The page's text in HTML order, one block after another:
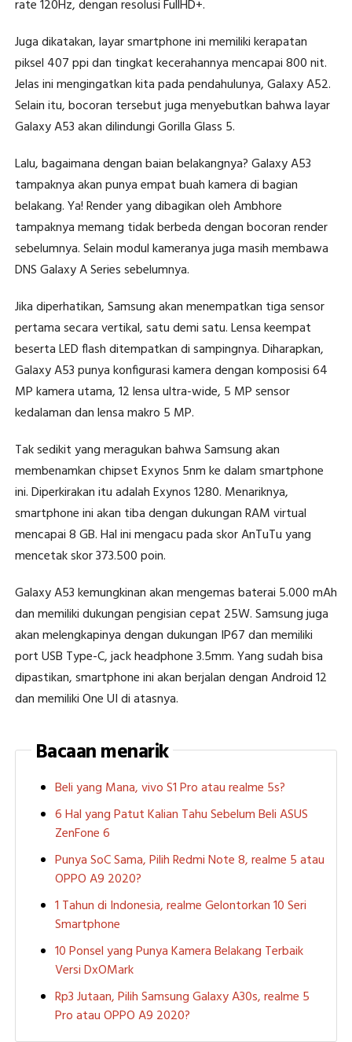
rate 120Hz, dengan resolusi FullHD+.
Juga dikatakan, layar smartphone ini memiliki kerapatan
piksel 407 ppi dan tingkat kecerahannya mencapai 800 nit.
Jelas ini mengingatkan kita pada pendahulunya, Galaxy A52.
Selain itu, bocoran tersebut juga menyebutkan bahwa layar
Galaxy A53 akan dilindungi Gorilla Glass 5.
Lalu, bagaimana dengan baian belakangnya? Galaxy A53
tampaknya akan punya empat buah kamera di bagian
belakang. Ya! Render yang dibagikan oleh Ambhore
tampaknya memang tidak berbeda dengan bocoran render
sebelumnya. Selain modul kameranya juga masih membawa
DNS Galaxy A Series sebelumnya.
Jika diperhatikan, Samsung akan menempatkan tiga sensor
pertama secara vertikal, satu demi satu. Lensa keempat
beserta LED flash ditempatkan di sampingnya. Diharapkan,
Galaxy A53 punya konfigurasi kamera dengan komposisi 64
MP kamera utama, 12 lensa ultra-wide, 5 MP sensor
kedalaman dan lensa makro 5 MP.
Tak sedikit yang meragukan bahwa Samsung akan
membenamkan chipset Exynos 5nm ke dalam smartphone
ini. Diperkirakan itu adalah Exynos 1280. Menariknya,
smartphone ini akan tiba dengan dukungan RAM virtual
mencapai 8 GB. Hal ini mengacu pada skor AnTuTu yang
mencetak skor 373.500 poin.
Galaxy A53 kemungkinan akan mengemas baterai 5.000 mAh
dan memiliki dukungan pengisian cepat 25W. Samsung juga
akan melengkapinya dengan dukungan IP67 dan memiliki
port USB Type-C, jack headphone 3.5mm. Yang sudah bisa
dipastikan, smartphone ini akan berjalan dengan Android 12
dan memiliki One UI di atasnya.
Bacaan menarik
Beli yang Mana, vivo S1 Pro atau realme 5s?
6 Hal yang Patut Kalian Tahu Sebelum Beli ASUS
ZenFone 6
Punya SoC Sama, Pilih Redmi Note 8, realme 5 atau
OPPO A9 2020?
1 Tahun di Indonesia, realme Gelontorkan 10 Seri
Smartphone
10 Ponsel yang Punya Kamera Belakang Terbaik
Versi DxOMark
Rp3 Jutaan, Pilih Samsung Galaxy A30s, realme 5
Pro atau OPPO A9 2020?